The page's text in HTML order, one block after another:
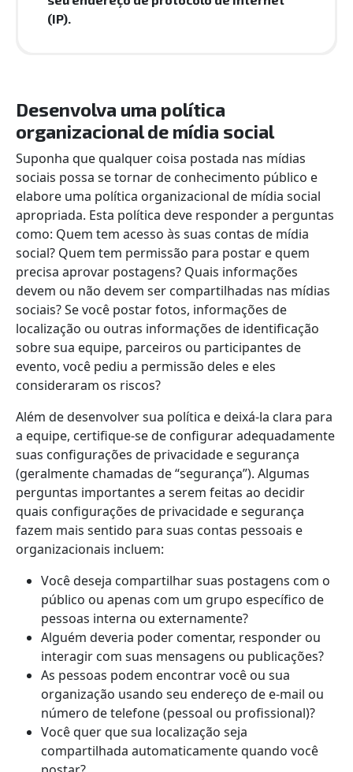
(IP).
Desenvolva uma política
organizacional de mídia social
Suponha que qualquer coisa postada nas mídias
sociais possa se tornar de conhecimento público e
elabore uma política organizacional de mídia social
apropriada. Esta política deve responder a perguntas
como: Quem tem acesso às suas contas de mídia
social? Quem tem permissão para postar e quem
precisa aprovar postagens? Quais informações
devem ou não devem ser compartilhadas nas mídias
sociais? Se você postar fotos, informações de
localização ou outras informações de identificação
sobre sua equipe, parceiros ou participantes de
evento, você pediu a permissão deles e eles
consideraram os riscos?
Além de desenvolver sua política e deixá-la clara para
a equipe, certifique-se de configurar adequadamente
suas configurações de privacidade e segurança
(geralmente chamadas de “segurança”). Algumas
perguntas importantes a serem feitas ao decidir
quais configurações de privacidade e segurança
fazem mais sentido para suas contas pessoais e
organizacionais incluem:
Você deseja compartilhar suas postagens com o
público ou apenas com um grupo específico de
pessoas interna ou externamente?
Alguém deveria poder comentar, responder ou
interagir com suas mensagens ou publicações?
As pessoas podem encontrar você ou sua
organização usando seu endereço de e-mail ou
número de telefone (pessoal ou profissional)?
Você quer que sua localização seja
compartilhada automaticamente quando você